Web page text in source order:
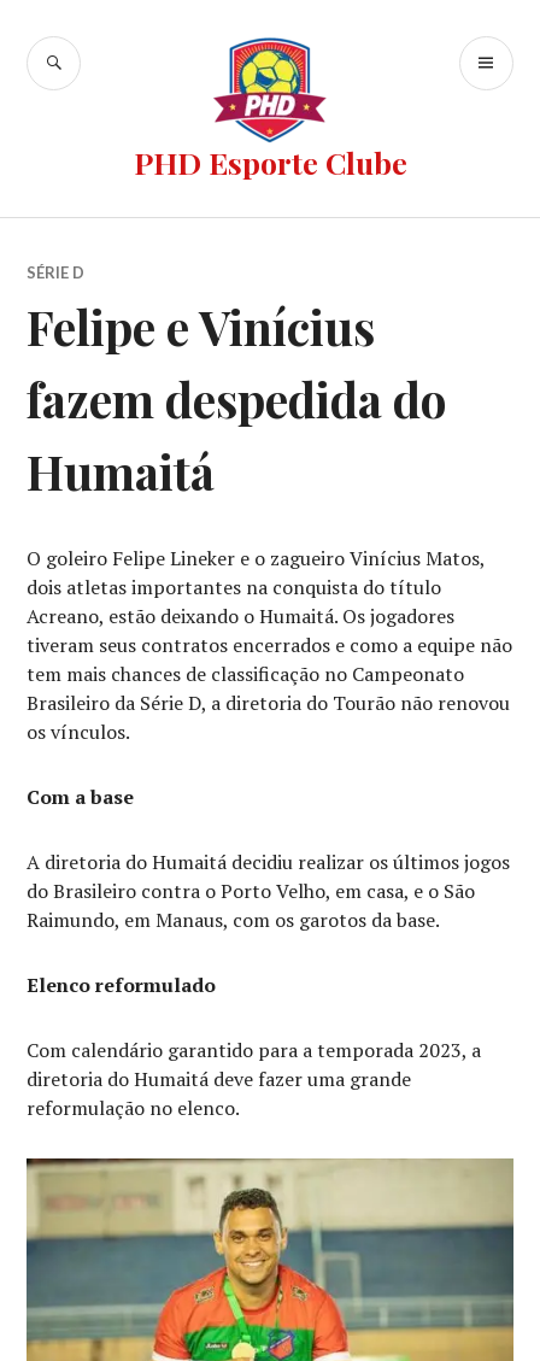
PHD Esporte Clube
SÉRIE D
Felipe e Vinícius
fazem despedida do
Humaitá
O goleiro Felipe Lineker e o zagueiro Vinícius Matos,
dois atletas importantes na conquista do título
Acreano, estão deixando o Humaitá. Os jogadores
tiveram seus contratos encerrados e como a equipe não
tem mais chances de classificação no Campeonato
Brasileiro da Série D, a diretoria do Tourão não renovou
os vínculos.
Com a base
A diretoria do Humaitá decidiu realizar os últimos jogos
do Brasileiro contra o Porto Velho, em casa, e o São
Raimundo, em Manaus, com os garotos da base.
Elenco reformulado
Com calendário garantido para a temporada 2023, a
diretoria do Humaitá deve fazer uma grande
reformulação no elenco.